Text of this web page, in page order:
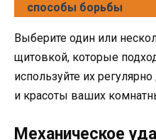
способы борьбы
Выберите один или
щитовкой, которые
используйте их
и красоты ваших
Механическое